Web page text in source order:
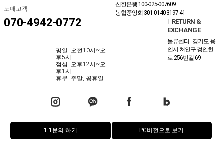
도매고객
070-4942-0772
평일: 오전10시~오
후5시
점심: 오후12시~오
후1시
휴무: 주말, 공휴일
신한은행 100-025-007609
농협중앙회 301-0140-3197-41
RETURN &
EXCHANGE
물류센터 : 경기도 용
인시 처인구 경안천
로 256번길 69
1:1문의 하기 PC버전으로 보기